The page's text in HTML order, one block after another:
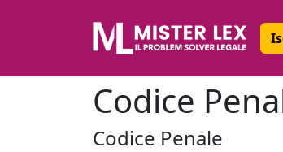
Codice
Codice Penale